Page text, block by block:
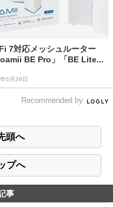
7対応メッシュルーター
BE Pro」「BE Lite...
6月29日
Recommended by
頭へ
プへ
事